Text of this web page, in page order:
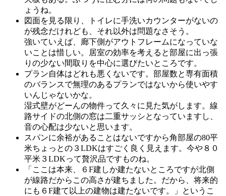
ょうね。
図面を見る限り、トイレに手洗いカウンターがないの
が残念だけれども、それ以外は問題なさそう。
強いていえば、廊下側がアウトフレームになっていな
いことは惜しい。居室の効率を考えると部屋に出っ張
りの少ない間取りを中心に選びたいところです。
プラン自体はどれも悪くないです。部屋数と専有面積
のバランスで無理のあるプランではないから使いやす
いんじゃないかな。
湿式壁がどーんの物件って久々に見た気がします。線
路サイドの北側の窓は二重サッシとなっていますし、
音の心配は少ないと思います。
スパンに余裕があることはないですから角部屋の80平
米ちょっとの３LDKはすごく良く見えます。今や８０
平米３LDKって贅沢品ですものね。
「ここは本来、６F建しか建たないところですが北側
が線路だからこの高さが建ちました。だから、将来的
にも６F建て以上の建物は建たないです。」というこ